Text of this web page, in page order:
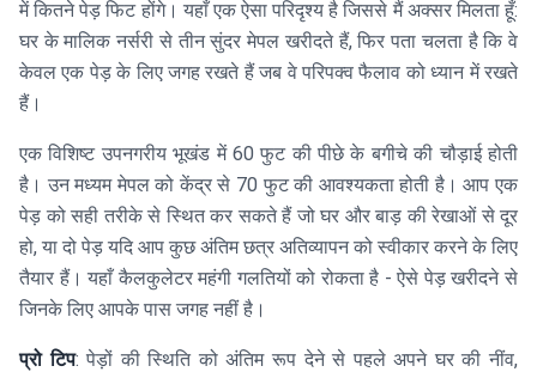
में कितने पेड़ फिट होंगे। यहाँ एक ऐसा परिदृश्य है जिससे मैं अक्सर मिलता हूँ:
घर के मालिक नर्सरी से तीन सुंदर मेपल खरीदते हैं, फिर पता चलता है कि वे
केवल एक पेड़ के लिए जगह रखते हैं जब वे परिपक्व फैलाव को ध्यान में रखते
हैं।
एक विशिष्ट उपनगरीय भूखंड में 60 फुट की पीछे के बगीचे की चौड़ाई होती
है। उन मध्यम मेपल को केंद्र से 70 फुट की आवश्यकता होती है। आप एक
पेड़ को सही तरीके से स्थित कर सकते हैं जो घर और बाड़ की रेखाओं से दूर
हो, या दो पेड़ यदि आप कुछ अंतिम छत्र अतिव्यापन को स्वीकार करने के लिए
तैयार हैं। यहाँ कैलकुलेटर महंगी गलतियों को रोकता है - ऐसे पेड़ खरीदने से
जिनके लिए आपके पास जगह नहीं है।
प्रो टिप: पेड़ों की स्थिति को अंतिम रूप देने से पहले अपने घर की नींव,